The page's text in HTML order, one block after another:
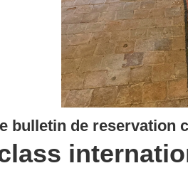
bulletin de reservation